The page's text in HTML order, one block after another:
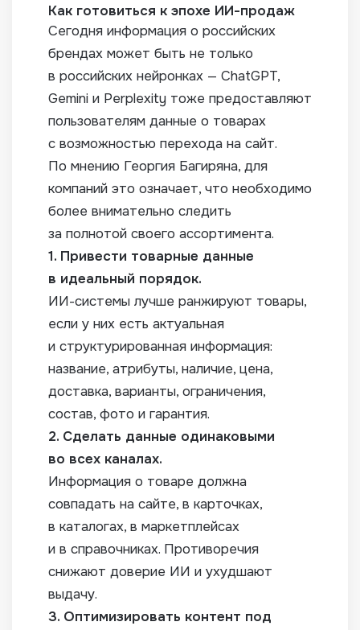
Как готовиться к эпохе ИИ-продаж
Сегодня информация о российских
брендах может быть не только
в российских нейронках — ChatGPT,
Gemini и Perplexity тоже предоставляют
пользователям данные о товарах
с возможностью перехода на сайт.
По мнению Георгия Багиряна, для
компаний это означает, что необходимо
более внимательно следить
за полнотой своего ассортимента.
1. Привести товарные данные
в идеальный порядок.
ИИ-системы лучше ранжируют товары,
если у них есть актуальная
и структурированная информация:
название, атрибуты, наличие, цена,
доставка, варианты, ограничения,
состав, фото и гарантия.
2. Сделать данные одинаковыми
во всех каналах.
Информация о товаре должна
совпадать на сайте, в карточках,
в каталогах, в маркетплейсах
и в справочниках. Противоречия
снижают доверие ИИ и ухудшают
выдачу.
3. Оптимизировать контент под